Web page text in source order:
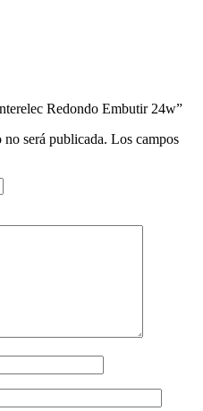
Redondo Embutir 24w”
será publicada. Los campos